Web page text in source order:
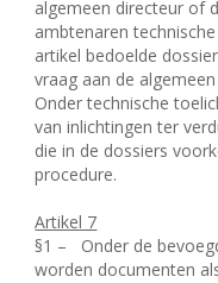
algemeen directeur of
ambtenaren
artikel bedoelde
vraag aan de
Onder technische
van inlichtingen ter
die in de dossiers
procedure.
Artikel 7
§1 –
Onder de
worden documenten